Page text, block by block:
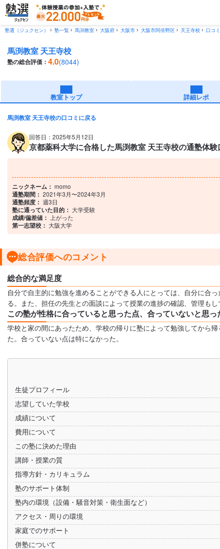
塾選（ジュクセン） 塾一覧 馬渕教室 大阪府 大阪市 大阪市阿倍野区 天王寺校 口コ
馬渕教室 天王寺校
塾の総合評価： 4.0(8044)
教室トップ 詳細レポ
馬渕教室 天王寺校の口コミに戻る
回答日：2025年5月12日
京都薬科大学に合格した馬渕教室 天王寺校の通塾体験
ニックネーム： momo
通塾期間： 2021年3月〜2024年3月
通塾頻度： 週3日
塾に通っていた目的： 大学受験
成績/偏差値： 上がった
第一志望校： 大阪大学
総合評価へのコメント
総合的な満足度
自分で自主的に勉強を進めることができる人にとっては、自分に合
る。また、担任の先生との面談によって授業の進捗の確認、管理もし
この塾が性格に合っていると思った点、合っていないと思っ
学校と家の間にあったため、学校の帰りに塾によって勉強してから
た。合っていない点は特になかった。
生徒プロフィール
志望していた学校
成績について
費用について
この塾に決めた理由
講師・授業の質
指導方針・カリキュラム
塾のサポート体制
塾内の環境（設備・騒音対策・衛生面など）
アクセス・周りの環境
家庭でのサポート
併塾について